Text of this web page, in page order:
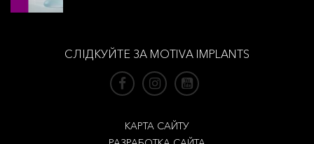
СЛІДКУЙТЕ ЗА MOTIVA IMPLANTS
КАРТА САЙТУ